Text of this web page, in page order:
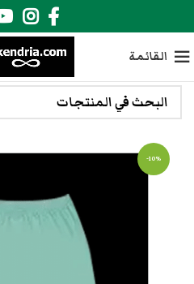
القائمة
-10%